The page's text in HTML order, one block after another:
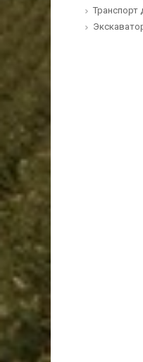
Транспорт